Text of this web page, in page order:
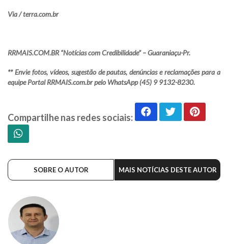
Via / terra.com.br
RRMAIS.COM.BR “Notícias com Credibilidade” – Guaraniaçu-Pr.
** Envie fotos, vídeos, sugestão de pautas, denúncias e reclamações para a
equipe Portal RRMAIS.com.br pelo WhatsApp (45) 9 9132-8230.
Compartilhe nas redes sociais:
SOBRE O AUTOR MAIS NOTÍCIAS DESTE AUTOR